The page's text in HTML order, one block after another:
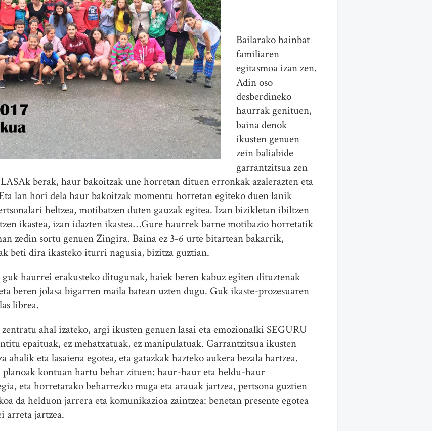
Bailarako hainbat
familiaren
egitasmoa izan zen.
Adin oso
desberdineko
haurrak genituen,
baina denok
ikusten genuen
zein baliabide
garrantzitsua zen
berak, haur bakoitzak une horretan dituen erronkak azalerazten eta
lan hori dela haur bakoitzak momentu horretan egiteko duen lanik
heltzea, motibatzen duten gauzak egitea. Izan bizikletan ibiltzen
ikastea, izan idazten ikastea…Gure haurrek barne motibazio horretatik
zedin sortu genuen Zingira. Baina ez 3-6 urte bitartean bakarrik,
beti dira ikasteko iturri nagusia, bizitza guztian.
haurrei erakusteko ditugunak, haiek beren kabuz egiten dituztenak
beren jolasa bigarren maila batean uzten dugu. Guk ikaste-prozesuaren
librea.
ahal izateko, argi ikusten genuen lasai eta emozionalki SEGURU
epaituak, ez mehatxatuak, ez manipulatuak. Garrantzitsua ikusten
eta lasaiena egotea, eta gatazkak hazteko aukera bezala hartzea.
kontuan hartu behar zituen: haur-haur eta heldu-haur
eta horretarako beharrezko muga eta arauak jartzea, pertsona guztien
da helduon jarrera eta komunikazioa zaintzea: benetan presente egotea
arreta jartzea.